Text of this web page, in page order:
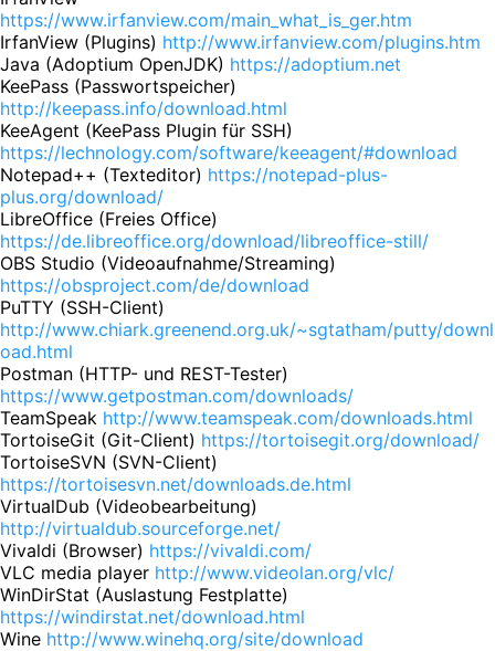
https://www.irfanview.com/main_what_is_ger.htm
IrfanView (Plugins) http://www.irfanview.com/plugins.htm
Java (Adoptium OpenJDK) https://adoptium.net
KeePass (Passwortspeicher)
http://keepass.info/download.html
KeeAgent (KeePass Plugin für SSH)
https://lechnology.com/software/keeagent/#download
Notepad++ (Texteditor) https://notepad-plus-
plus.org/download/
LibreOffice (Freies Office)
https://de.libreoffice.org/download/libreoffice-still/
OBS Studio (Videoaufnahme/Streaming)
https://obsproject.com/de/download
PuTTY (SSH-Client)
http://www.chiark.greenend.org.uk/~sgtatham/putty/downl
oad.html
Postman (HTTP- und REST-Tester)
https://www.getpostman.com/downloads/
TeamSpeak http://www.teamspeak.com/downloads.html
TortoiseGit (Git-Client) https://tortoisegit.org/download/
TortoiseSVN (SVN-Client)
https://tortoisesvn.net/downloads.de.html
VirtualDub (Videobearbeitung)
http://virtualdub.sourceforge.net/
Vivaldi (Browser) https://vivaldi.com/
VLC media player http://www.videolan.org/vlc/
WinDirStat (Auslastung Festplatte)
https://windirstat.net/download.html
Wine http://www.winehq.org/site/download